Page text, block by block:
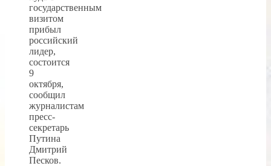
государственным
визитом
прибыл
российский
лидер,
состоится
9
октября,
сообщил
журналистам
пресс-
секретарь
Путина
Дмитрий
Песков.